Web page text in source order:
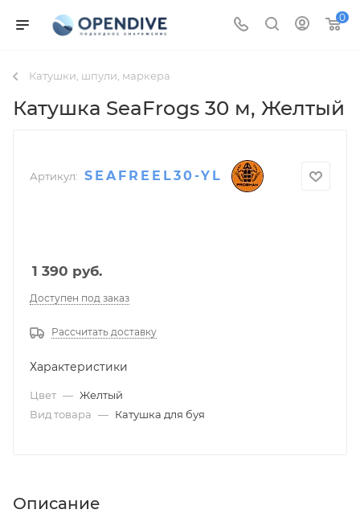
0
Катушки, шпули, маркера
Катушка SeaFrogs 30 м, Желтый
Артикул: SEAFREEL30-YL
1 390 руб.
Доступен под заказ
Рассчитать доставку
Характеристики
Цвет — Желтый
Вид товара — Катушка для буя
Описание